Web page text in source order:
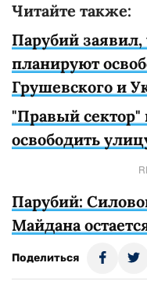
Читайте также:
Парубий
планируют
Грушевского и
"Правый
освободить
Парубий:
Майдана
Поделиться